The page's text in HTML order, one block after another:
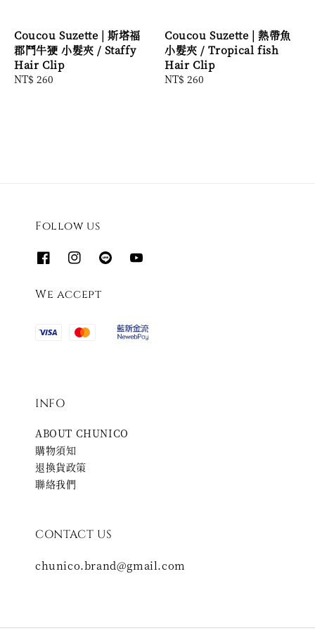
Coucou Suzette | 斯塔福
郡鬥牛㹴 小髮夾 / Staffy
Hair Clip
Regular
NT$ 260
Coucou Suzette | 熱帶魚
小髮夾 / Tropical fish
Hair Clip
Regular
NT$ 260
Follow us
We accept
INFO
ABOUT CHUNICO
購物須知
退換貨政策
聯絡我們
CONTACT US
chunico.brand@gmail.com